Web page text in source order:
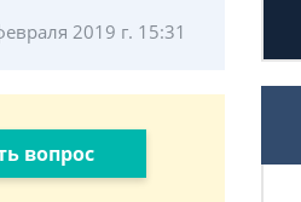
2019 г. 15:31
вопрос